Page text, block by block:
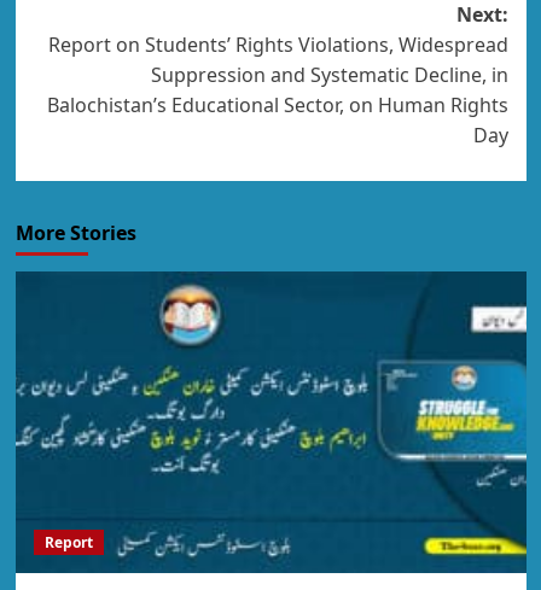
Next:
Report on Students’ Rights Violations, Widespread
Suppression and Systematic Decline, in
Balochistan’s Educational Sector, on Human Rights
Day
More Stories
Report